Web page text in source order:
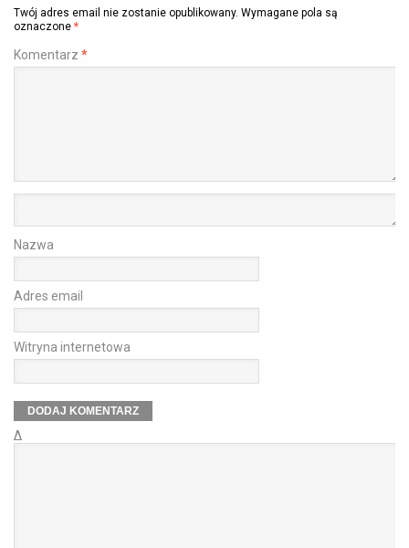
Twój adres email nie zostanie opublikowany. Wymagane pola są
oznaczone *
Komentarz *
Nazwa
Adres email
Witryna internetowa
Δ